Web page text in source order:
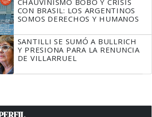
CON BRASIL: LOS ARGENTINOS
SOMOS DERECHOS Y HUMANOS
SANTILLI SE SUMÓ A BULLRICH
Y PRESIONA PARA LA RENUNCIA
DE VILLARRUEL